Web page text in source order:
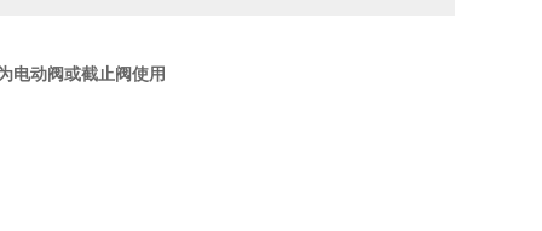
电动阀或截止阀使用